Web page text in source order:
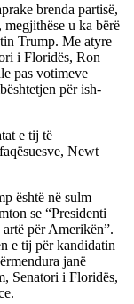
brenda partisë,
u ka bërë
Trump. Me atyre
i Floridës, Ron
pas votimeve
për ish-
e tij të
Newt
është në sulm
se “Presidenti
për Amerikën”.
e tij për kandidatin
janë
Senatori i Floridës,